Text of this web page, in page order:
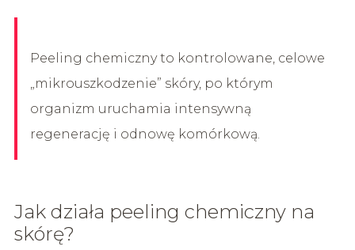
Peeling chemiczny to kontrolowane, celowe
„mikrouszkodzenie” skóry, po którym
organizm uruchamia intensywną
regenerację i odnowę komórkową.
Jak działa peeling chemiczny na
skórę?